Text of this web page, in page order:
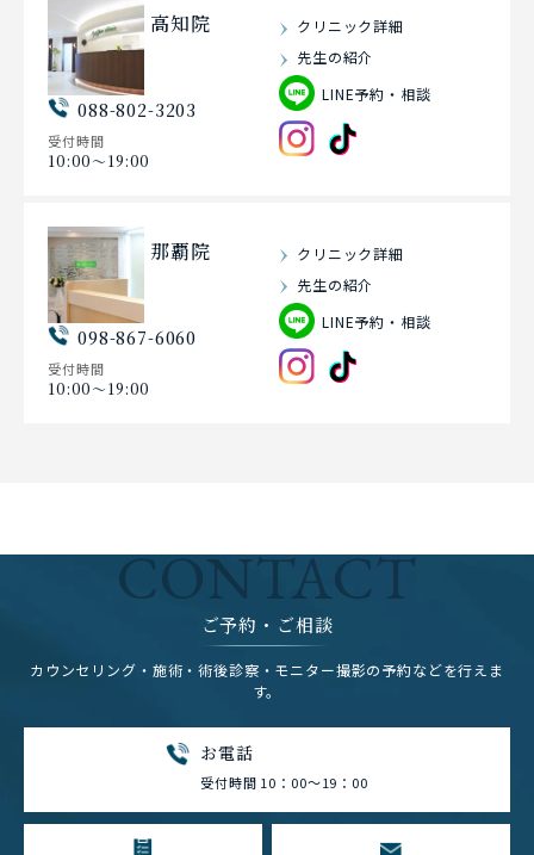
高知院
088-802-3203
受付時間
10:00〜19:00
クリニック詳細
先生の紹介
LINE予約・相談
那覇院
098-867-6060
受付時間
10:00〜19:00
クリニック詳細
先生の紹介
LINE予約・相談
CONTACT
ご予約・ご相談
カウンセリング・施術・術後診察・モニター撮影の予約などを行えま
す。
お電話
受付時間 10：00～19：00